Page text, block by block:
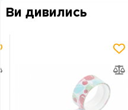
Ви дивились